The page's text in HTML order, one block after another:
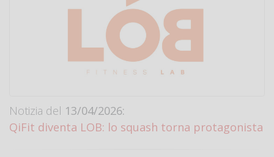
Notizia del 13/04/2026:
QiFit diventa LOB: lo squash torna protagonista